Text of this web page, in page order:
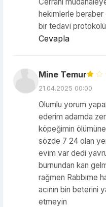
hekimlerle beraber
bir tedavi
Cevapla
Mine Temur
21.04.2025 00:00
Olumlu yorum
ederim adamda
köpeğimin
sözde 7 24 olan
evim var dedi
burnundan kan
rağmen Rabbıme
acının bin beterini
etmeyin